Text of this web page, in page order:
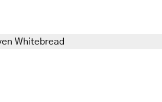
Whitebread